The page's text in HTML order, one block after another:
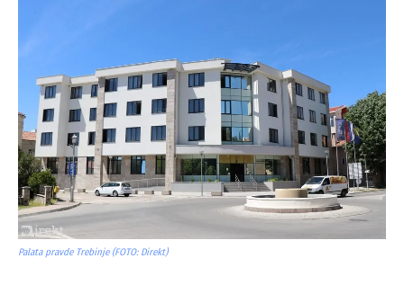
Palata pravde Trebinje (FOTO: Direkt)